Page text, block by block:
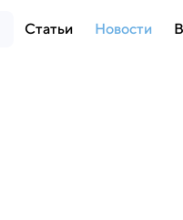
Статьи Новости